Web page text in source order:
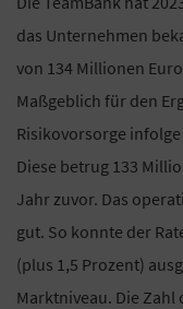
das Unternehmen
von 134 Millionen
Maßgeblich für den
Risikovorsorge
Diese betrug 133
Jahr zuvor. Das
gut. So konnte der
(plus 1,5 Prozent)
Marktniveau. Die